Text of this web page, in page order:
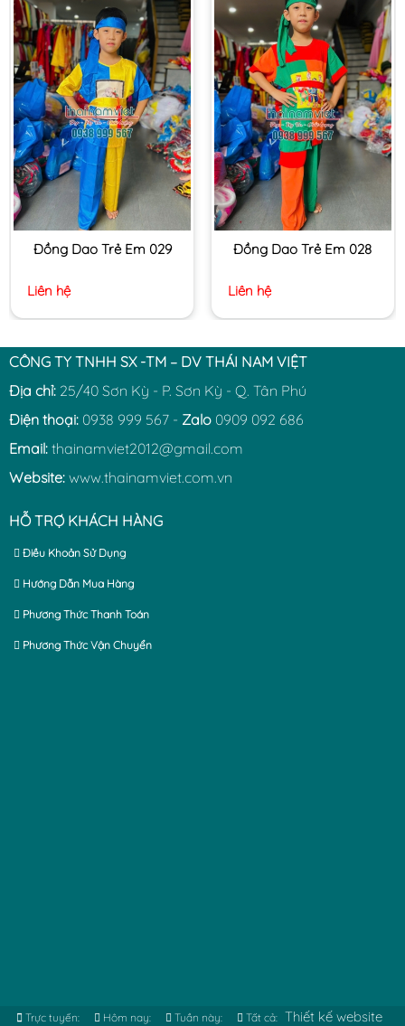
Đồng Dao Trẻ Em 029
Liên hệ
Đồng Dao Trẻ Em 028
Liên hệ
CÔNG TY TNHH SX -TM – DV THÁI NAM VIỆT
Địa chỉ: 25/40 Sơn Kỳ - P. Sơn Kỳ - Q. Tân Phú
Điện thoại: 0938 999 567 - Zalo 0909 092 686
Email: thainamviet2012@gmail.com
Website: www.thainamviet.com.vn
HỖ TRỢ KHÁCH HÀNG
Điều Khoản Sử Dụng
Hướng Dẫn Mua Hàng
Phương Thức Thanh Toán
Phương Thức Vận Chuyển
Trực tuyến:
Hôm nay:
Tuần này:
Tất cả: Thiết kế website